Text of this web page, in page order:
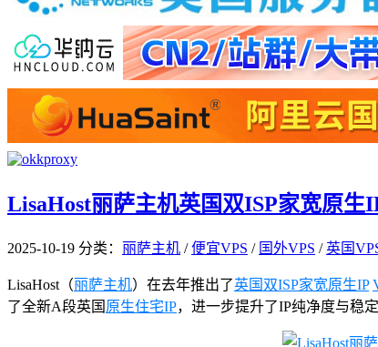
LisaHost丽萨主机英国双ISP家宽原生
2025-10-19 分类： 丽萨主机 /便宜VPS / 国外VPS / 英国
LisaHost（丽萨主机）在去年推出了英国双ISP家宽原生IP
了全新A段英国 原生住宅IP，进一步提升了IP纯净度与稳